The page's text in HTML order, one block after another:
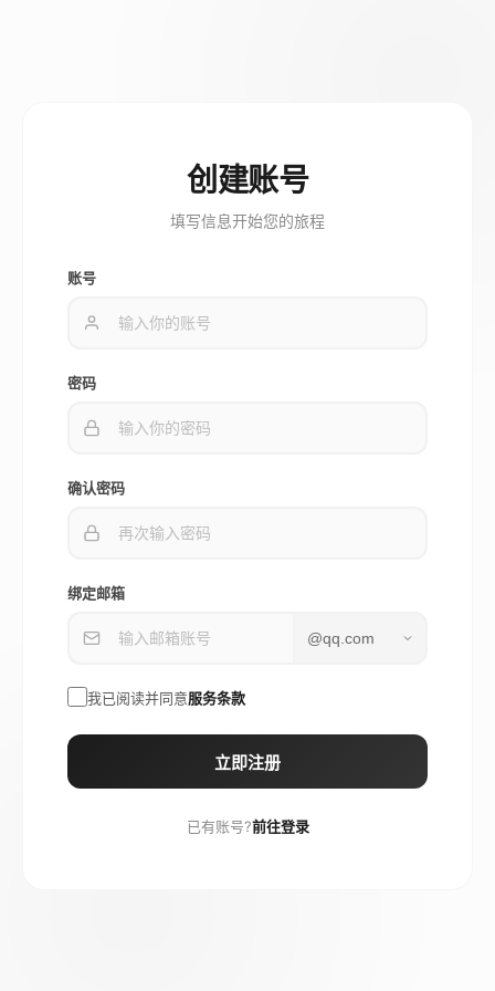
创建账号
填写信息开始您的旅程
账号
密码
确认密码
绑定邮箱
我已阅读并同意服务条款
立即注册
已有账号?前往登录